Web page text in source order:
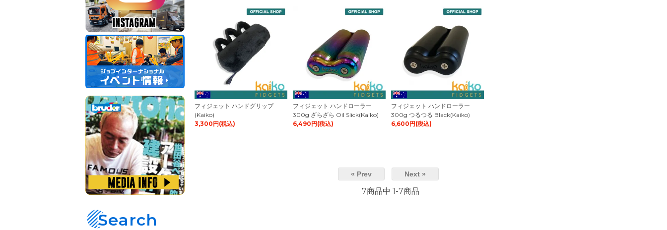
Search
フィジェット ハンドグリップ
(Kaiko)
3,300円(税込)
フィジェット ハンドローラー
300g ざらざら Oil Slick(Kaiko)
6,490円(税込)
フィジェット ハンドローラー
300g つるつる Black(Kaiko)
6,600円(税込)
« Prev Next »
7商品中 1-7商品